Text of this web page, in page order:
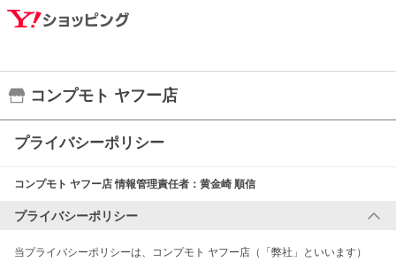
コンプモト ヤフー店
プライバシーポリシー
コンプモト ヤフー店情報管理責任者： 黄金崎 順信
プライバシーポリシー
当プライバシーポリシーは、コンプモト ヤフー店（「弊社」といいます）